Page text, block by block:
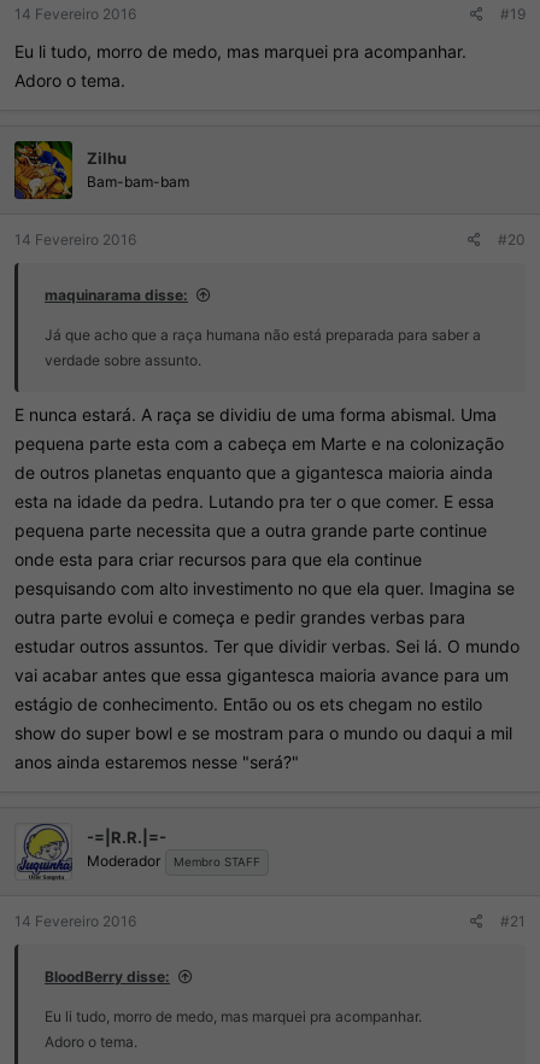
quiser.
Se a pessoa acredita que a civilização humana esta sozinha no
universo é direito pleno dela, só acho escoto vir zoar as pessoas
14 Fevereiro 2016 #19
Eu li tudo, morro de medo, mas marquei pra acompanhar.
Adoro o tema.
Zilhu
Bam-bam-bam
14 Fevereiro 2016 #20
maquinarama disse:
Já que acho que a raça humana não está preparada para saber a
verdade sobre assunto.
E nunca estará. A raça se dividiu de uma forma abismal. Uma
pequena parte esta com a cabeça em Marte e na colonização
de outros planetas enquanto que a gigantesca maioria ainda
esta na idade da pedra. Lutando pra ter o que comer. E essa
pequena parte necessita que a outra grande parte continue
onde esta para criar recursos para que ela continue
pesquisando com alto investimento no que ela quer. Imagina se
outra parte evolui e começa e pedir grandes verbas para
estudar outros assuntos. Ter que dividir verbas. Sei lá. O mundo
vai acabar antes que essa gigantesca maioria avance para um
estágio de conhecimento. Então ou os ets chegam no estilo
show do super bowl e se mostram para o mundo ou daqui a mil
anos ainda estaremos nesse "será?"
-=|R.R.|=-
Moderador Membro STAFF
14 Fevereiro 2016 #21
BloodBerry disse:
Eu li tudo, morro de medo, mas marquei pra acompanhar.
Adoro o tema.